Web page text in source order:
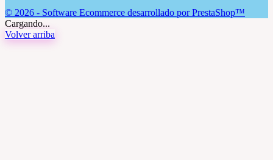
© 2026 - Software Ecommerce desarrollado por PrestaShop™
Cargando...
Volver arriba